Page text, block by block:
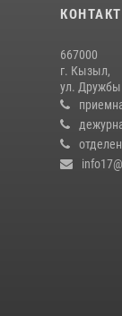
667000
г. Кызыл,
ул. Дружбы